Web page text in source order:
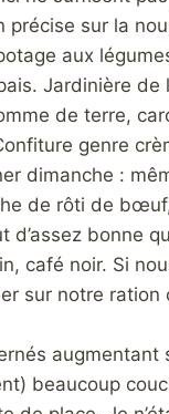
précise sur la
aux
Jardinière de
de terre,
genre
dimanche :
de rôti de
d’assez bonne
café noir. Si
sur notre ration
augmentant
beaucoup